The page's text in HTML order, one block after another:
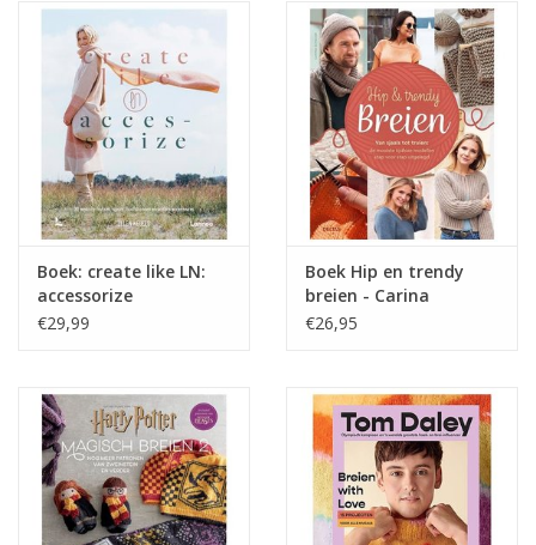
Boek: create like LN:
accessorize
€29,99
Boek Hip en trendy
breien - Carina
Schauer
€26,95